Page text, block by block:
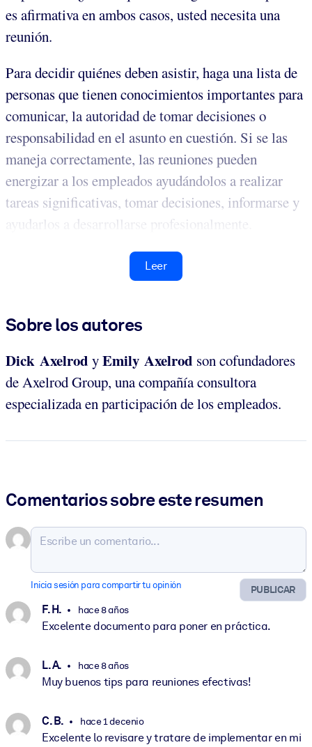
es afirmativa en ambos casos, usted necesita una
reunión.
Para decidir quiénes deben asistir, haga una lista de
personas que tienen conocimientos importantes para
comunicar, la autoridad de tomar decisiones o
responsabilidad en el asunto en cuestión. Si se las
maneja correctamente, las reuniones pueden
energizar a los empleados ayudándolos a realizar
tareas significativas, tomar decisiones, informarse y
ayudarlos a desarrollarse profesionalmente.
Leer
Sobre los autores
Dick Axelrod yEmily Axelrod son cofundadores
de Axelrod Group, una compañía consultora
especializada en participación de los empleados.
Comentarios sobre este resumen
PUBLICAR
Inicia sesión para compartir tu opinión
F. H. hace 8 años
Excelente documento para poner en práctica.
L. A. hace 8 años
Muy buenos tips para reuniones efectivas!
C. B. hace 1 decenio
Excelente lo revisare y tratare de implementar en mi